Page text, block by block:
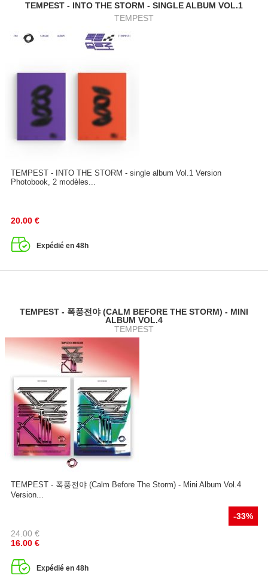
TEMPEST - INTO THE STORM - SINGLE ALBUM VOL.1
TEMPEST
TEMPEST - INTO THE STORM - single album Vol.1 Version
Photobook, 2 modèles...
20.00 €
Expédié en 48h
TEMPEST - 폭풍전야 (CALM BEFORE THE STORM) - MINI
ALBUM VOL.4
TEMPEST
TEMPEST - 폭풍전야 (Calm Before The Storm) - Mini Album Vol.4
Version...
-33%
24.00 €
16.00 €
Expédié en 48h